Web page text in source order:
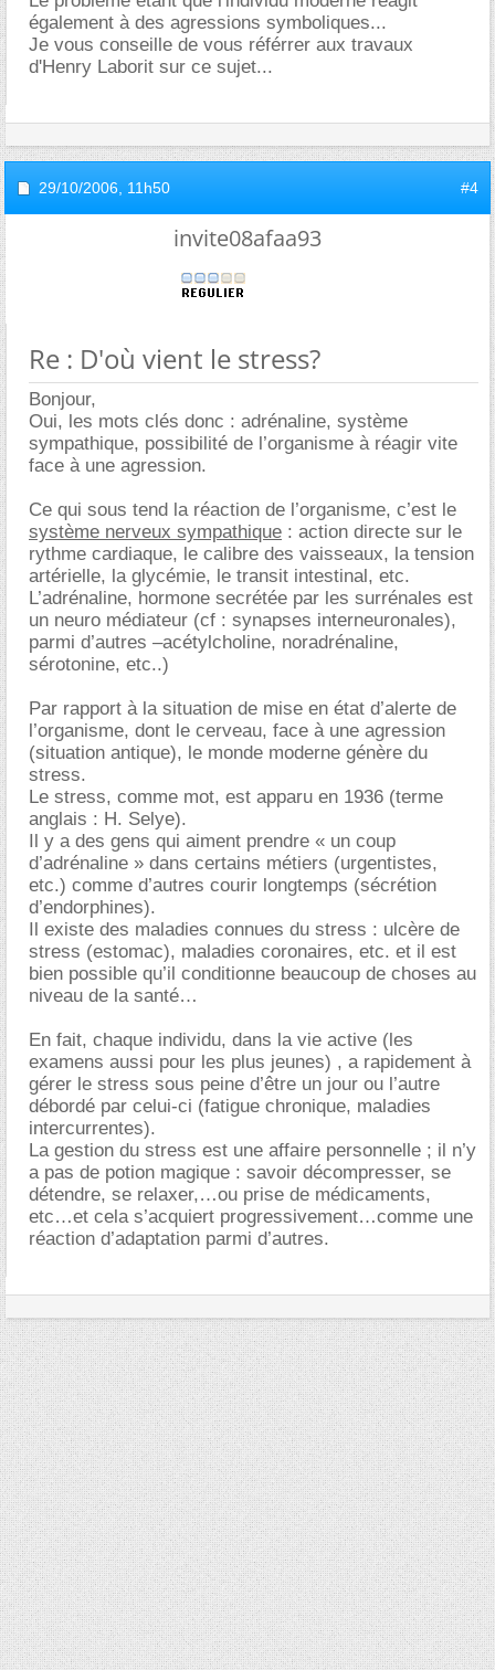
également à des agressions symboliques...
Je vous conseille de vous référrer aux travaux
d'Henry Laborit sur ce sujet...
29/10/2006, 11h50 #4
invite08afaa93
Re : D'où vient le stress?
Bonjour,
Oui, les mots clés donc : adrénaline, système
sympathique, possibilité de l’organisme à réagir vite
face à une agression.
Ce qui sous tend la réaction de l’organisme, c’est le
système nerveux sympathique : action directe sur le
rythme cardiaque, le calibre des vaisseaux, la tension
artérielle, la glycémie, le transit intestinal, etc.
L’adrénaline, hormone secrétée par les surrénales est
un neuro médiateur (cf : synapses interneuronales),
parmi d’autres –acétylcholine, noradrénaline,
sérotonine, etc..)
Par rapport à la situation de mise en état d’alerte de
l’organisme, dont le cerveau, face à une agression
(situation antique), le monde moderne génère du
stress.
Le stress, comme mot, est apparu en 1936 (terme
anglais : H. Selye).
Il y a des gens qui aiment prendre « un coup
d’adrénaline » dans certains métiers (urgentistes,
etc.) comme d’autres courir longtemps (sécrétion
d’endorphines).
Il existe des maladies connues du stress : ulcère de
stress (estomac), maladies coronaires, etc. et il est
bien possible qu’il conditionne beaucoup de choses au
niveau de la santé
En fait, chaque individu, dans la vie active (les
examens aussi pour les plus jeunes) , a rapidement à
gérer le stress sous peine d’être un jour ou l’autre
débordé par celui-ci (fatigue chronique, maladies
intercurrentes).
La gestion du stress est une affaire personnelle ; il n’y
a pas de potion magique : savoir décompresser, se
détendre, se relaxer,…ou prise de médicaments,
etc…et cela s’acquiert progressivement…comme une
réaction d’adaptation parmi d’autres.